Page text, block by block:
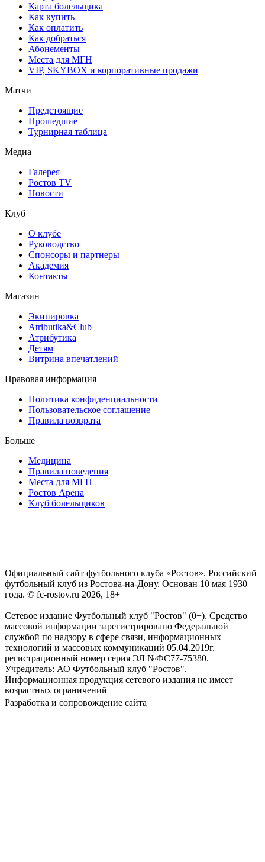
Карта болельщика
Как купить
Как оплатить
Как добраться
Абонементы
Места для МГН
VIP, SKYBOX и корпоративные продажи
Матчи
Предстоящие
Прошедшие
Турнирная таблица
Медиа
Галерея
Ростов TV
Новости
Клуб
О клубе
Руководство
Спонсоры и партнеры
Академия
Контакты
Магазин
Экипировка
Atributika&Club
Атрибутика
Детям
Витрина впечатлений
Правовая информация
Политика конфиденциальности
Пользовательское соглашение
Правила возврата
Больше
Медицина
Правила поведения
Места для МГН
Ростов Арена
Клуб болельщиков
Официальный сайт футбольного клуба «Ростов». Российский
футбольный клуб из Ростова-на-Дону. Основан 10 мая 1930
года. © fc-rostov.ru 2026, 18+
Сетевое издание Футбольный клуб "Ростов" (0+). Средство
массовой информации зарегистрировано Федеральной
службой по надзору в сфере связи, информационных
технологий и массовых коммуникаций 05.04.2019г.
регистрационный номер серия ЭЛ №ФС77-75380.
Учредитель: АО Футбольный клуб "Ростов".
Информационная продукция сетевого издания не имеет
возрастных ограничений
Разработка и сопровождение сайта